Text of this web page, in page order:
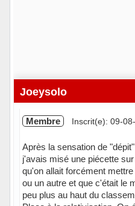
Joeysolo
Membre Inscrit(e): 09-
Après la sensation de
j'avais misé une piécette
qu'on allait forcément
ou un autre et que c'était le
peu plus au haut du